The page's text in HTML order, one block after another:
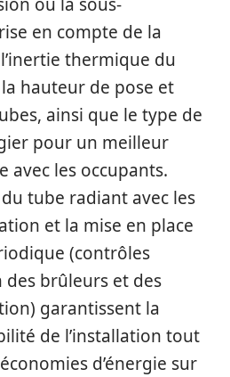
ou la sous-
en compte de la
thermique du
hauteur de pose et
ainsi que le type de
pour un meilleur
avec les occupants.
tube radiant avec les
et la mise en place
(contrôles
brûleurs et des
garantissent la
de l’installation tout
d’énergie sur